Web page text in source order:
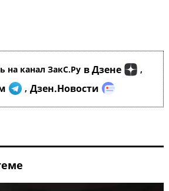
на канал ЗакС.Ру в Дзене ,
, Дзен.Новости